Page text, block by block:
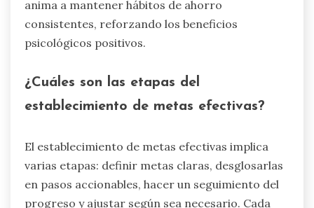
anima a mantener hábitos de ahorro
consistentes, reforzando los beneficios
psicológicos positivos.
¿Cuáles son las etapas del
establecimiento de metas efectivas?
El establecimiento de metas efectivas implica
varias etapas: definir metas claras, desglosarlas
en pasos accionables, hacer un seguimiento del
progreso y ajustar según sea necesario. Cada